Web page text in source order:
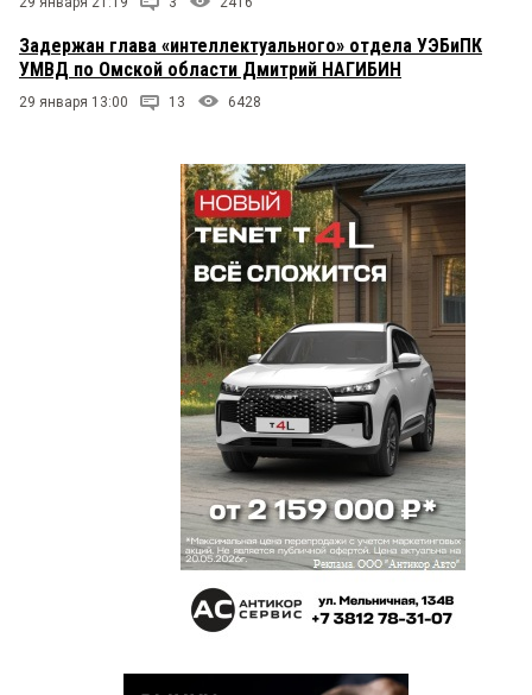
Задержан глава «интеллектуального» отдела УЭБиПК
УМВД по Омской области Дмитрий НАГИБИН
29 января 13:00 13 6428